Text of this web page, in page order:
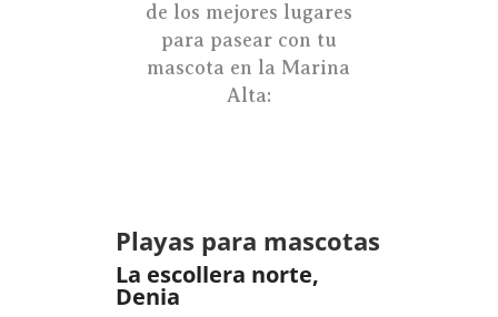
de los mejores lugares
para pasear con tu
mascota en la Marina
Alta:
Playas para mascotas
La escollera norte,
Denia